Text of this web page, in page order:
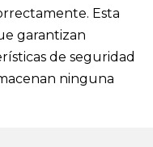
Esta
garantizan
de seguridad
ninguna